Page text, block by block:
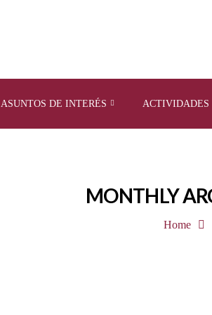
ASUNTOS DE INTERÉS ACTIVIDADES
MONTHLY
Home